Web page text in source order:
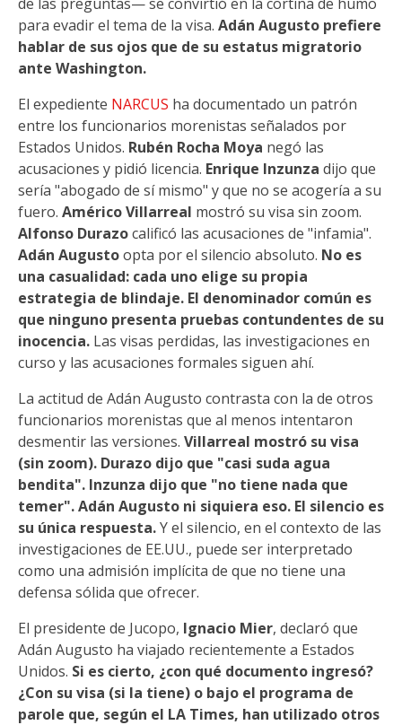
para evadir el tema de la visa. Adán Augusto prefiere
hablar de sus ojos que de su estatus migratorio
ante Washington.
El expediente NARCUS ha documentado un patrón
entre los funcionarios morenistas señalados por
Estados Unidos. Rubén Rocha Moya negó las
acusaciones y pidió licencia. Enrique Inzunza dijo que
sería "abogado de sí mismo" y que no se acogería a su
fuero. Américo Villarreal mostró su visa sin zoom.
Alfonso Durazocalificó las acusaciones de "infamia".
Adán Augustoopta por el silencio absoluto. No es
una casualidad: cada uno elige su propia
estrategia de blindaje. El denominador común es
que ninguno presenta pruebas contundentes de su
inocencia. Las visas perdidas, las investigaciones en
curso y las acusaciones formales siguen ahí.
La actitud de Adán Augusto contrasta con la de otros
funcionarios morenistas que al menos intentaron
desmentir las versiones. Villarreal mostró su visa
(sin zoom). Durazo dijo que "casi suda agua
bendita". Inzunza dijo que "no tiene nada que
temer". Adán Augusto ni siquiera eso. El silencio es
su única respuesta.Y el silencio, en el contexto de las
investigaciones de EE.UU., puede ser interpretado
como una admisión implícita de que no tiene una
defensa sólida que ofrecer.
El presidente de Jucopo, Ignacio Mier, declaró que
Adán Augusto ha viajado recientemente a Estados
Unidos. Si es cierto, ¿con qué documento ingresó?
¿Con su visa (si la tiene) o bajo el programa de
parole que, según el LA Times, han utilizado otros